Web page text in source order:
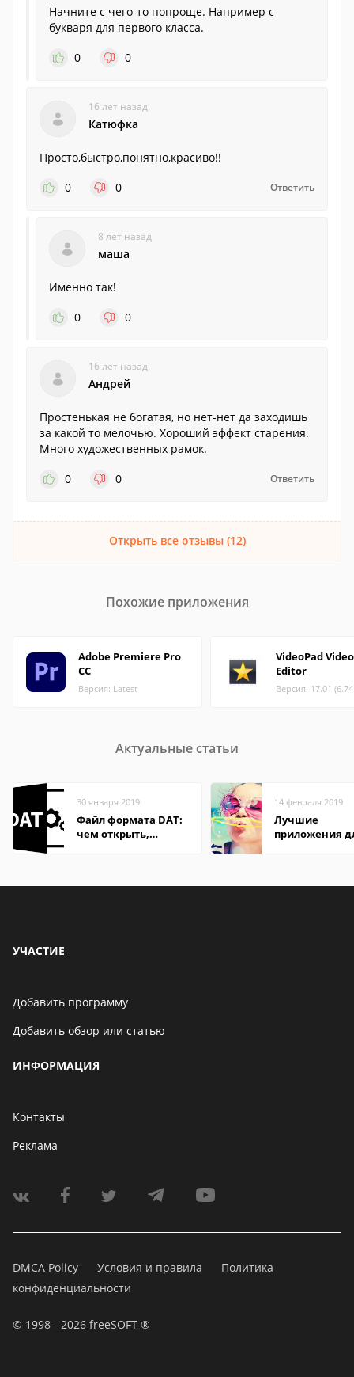
Начните с чего-то попроще. Например с
букваря для первого класса.
0
0
16 лет назад
Катюфка
Просто,быстро,понятно,красиво!!
0
0 Ответить
8 лет назад
маша
Именно так!
0
0
16 лет назад
Андрей
Простенькая не богатая, но нет-нет да заходишь
за какой то мелочью. Хороший эффект старения.
Много художественных рамок.
0
0 Ответить
Открыть все отзывы (12)
Похожие приложения
Adobe Premiere Pro
CC
Версия: Latest
VideoPad Video
Editor
Версия: 17.01
Актуальные статьи
30 января 2019
Файл формата DAT:
чем открыть,
14 февраля 2019
Лучшие
приложения
УЧАСТИЕ
Добавить программу
Добавить обзор или статью
ИНФОРМАЦИЯ
Контакты
Реклама
DMCA Policy Условия и правила
Политика
конфиденциальности
© 1998 - 2026 freeSOFT ®